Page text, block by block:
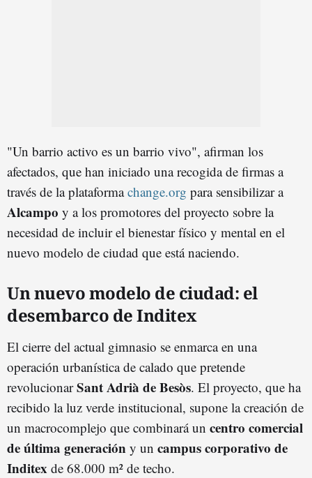
"Un barrio activo es un barrio vivo", afirman los
afectados, que han iniciado una recogida de firmas a
través de la plataformachange.org para sensibilizar a
Alcampo y a los promotores del proyecto sobre la
necesidad de incluir el bienestar físico y mental en el
nuevo modelo de ciudad que está naciendo.
Un nuevo modelo de ciudad: el
desembarco de Inditex
El cierre del actual gimnasio se enmarca en una
operación urbanística de calado que pretende
revolucionarSant Adrià de Besòs. El proyecto, que ha
recibido la luz verde institucional, supone la creación de
un macrocomplejo que combinará un centro comercial
de última generación y un campus corporativo de
Inditex de 68.000 m² de techo.